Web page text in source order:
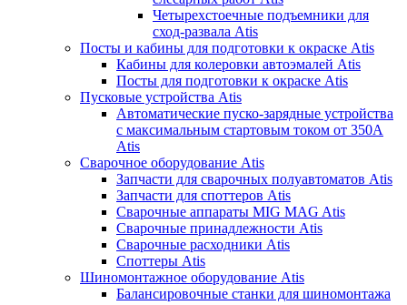
Четырехстоечные подъемники для
сход-развала Atis
Посты и кабины для подготовки к окраске Atis
Кабины для колеровки автоэмалей Atis
Посты для подготовки к окраске Atis
Пусковые устройства Atis
Автоматические пуско-зарядные устройства
с максимальным стартовым током от 350А
Atis
Сварочное оборудование Atis
Запчасти для сварочных полуавтоматов Atis
Запчасти для споттеров Atis
Сварочные аппараты MIG MAG Atis
Сварочные принадлежности Atis
Сварочные расходники Atis
Споттеры Atis
Шиномонтажное оборудование Atis
Балансировочные станки для шиномонтажа